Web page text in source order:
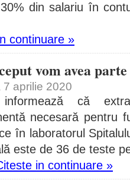
din salariu în
continuare »
vom avea
7 aprilie 2020
informează că
necesară pentru
în laboratorul
este de 36 de teste
in continuare »